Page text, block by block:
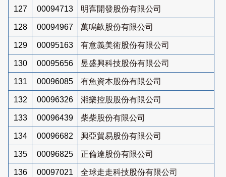
127 00094713 明寯開發股份有限公司
128 00094967 萬鳴畝股份有限公司
129 00095163 有意義美術股份有限公司
130 00095656 昱盛興科技股份有限公司
131 00096085 有魚資本股份有限公司
132 00096326 湘樂控股股份有限公司
133 00096439 柴柴股份有限公司
134 00096682 興亞貿易股份有限公司
135 00096825 正倫達股份有限公司
136 00097021 全球走走科技股份有限公司